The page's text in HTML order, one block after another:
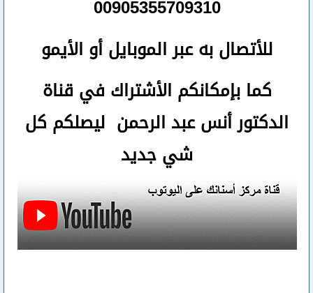
00905355709310
للأتصالبه عبر الموبايل أو الأيمو
كما بإمكانكم الأشتراك في قناة
الدكتور أنس عبد الرحمن ليصلكم كل
شي جديد